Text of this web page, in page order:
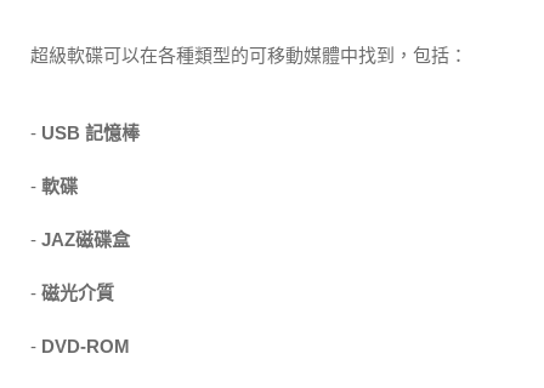
超級軟碟可以在各種類型的可移動媒體中找到，包括：
- USB 記憶棒
- 軟碟
- JAZ磁碟盒
- 磁光介質
- DVD-ROM